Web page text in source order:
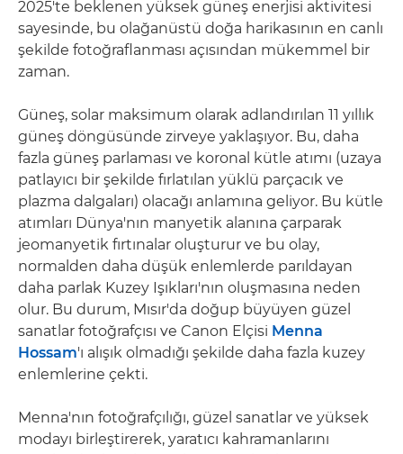
2025'te beklenen yüksek güneş enerjisi aktivitesi
sayesinde, bu olağanüstü doğa harikasının en canlı
şekilde fotoğraflanması açısından mükemmel bir
zaman.
Güneş, solar maksimum olarak adlandırılan 11 yıllık
güneş döngüsünde zirveye yaklaşıyor. Bu, daha
fazla güneş parlaması ve koronal kütle atımı (uzaya
patlayıcı bir şekilde fırlatılan yüklü parçacık ve
plazma dalgaları) olacağı anlamına geliyor. Bu kütle
atımları Dünya'nın manyetik alanına çarparak
jeomanyetik fırtınalar oluşturur ve bu olay,
normalden daha düşük enlemlerde parıldayan
daha parlak Kuzey Işıkları'nın oluşmasına neden
olur. Bu durum, Mısır'da doğup büyüyen güzel
sanatlar fotoğrafçısı ve Canon Elçisi Menna
Hossam'ı alışık olmadığı şekilde daha fazla kuzey
enlemlerine çekti.
Menna'nın fotoğrafçılığı, güzel sanatlar ve yüksek
modayı birleştirerek, yaratıcı kahramanlarını